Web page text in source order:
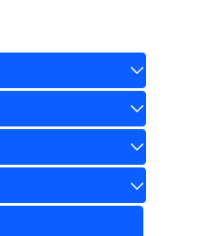
Toggle
Toggle
Toggle
Toggle